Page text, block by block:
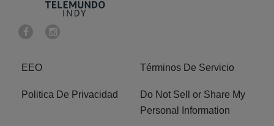
EEO Términos De Servicio
Politica De Privacidad
Do Not Sell or Share My
Personal Information